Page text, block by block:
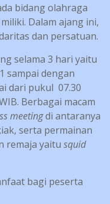
bidang olahraga
Dalam ajang ini,
dan persatuan.
selama 3 hari yaitu
sampai dengan
dari pukul 07.30
Berbagai macam
meetingdi antaranya
serta permainan
remaja yaitu squid
bagi peserta